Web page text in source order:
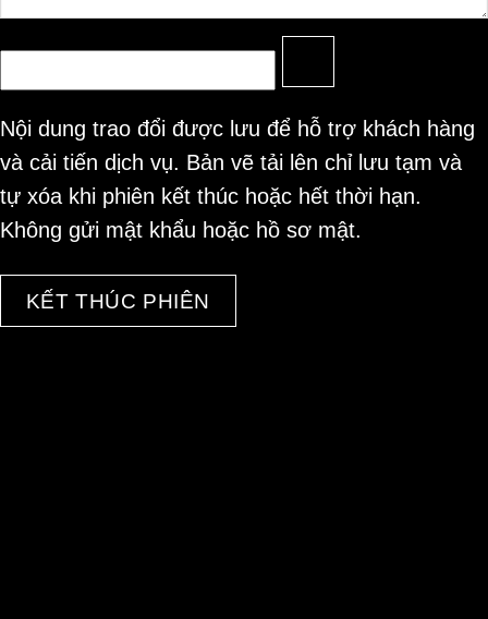
Nội dung trao đổi được lưu để hỗ trợ khách hàng
và cải tiến dịch vụ. Bản vẽ tải lên chỉ lưu tạm và
tự xóa khi phiên kết thúc hoặc hết thời hạn.
Không gửi mật khẩu hoặc hồ sơ mật.
KẾT THÚC PHIÊN